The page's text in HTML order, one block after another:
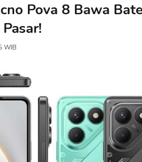
Pova 8 Bawa
WIB